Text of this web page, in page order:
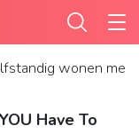
wonen met
Have To